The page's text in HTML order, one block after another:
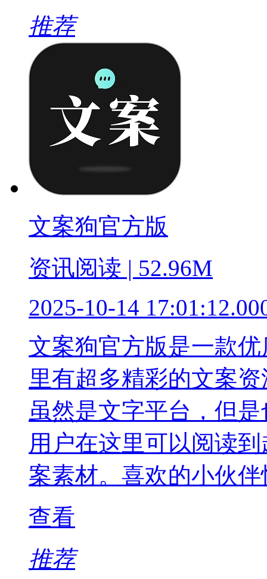
推荐
文案狗官方版
资讯阅读 | 52.96M
2025-10-14
文案狗官方版是一款
里有超多精彩的文案
虽然是文字平台，但
用户在这里可以阅读
案素材。喜欢的小伙
查看
推荐